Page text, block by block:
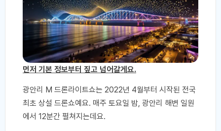
먼저 기본 정보부터 짚고 넘어갈게요.
광안리 M 드론라이트쇼는 2022년 4월부터 시작된 전국
최초 상설 드론쇼예요. 매주 토요일 밤, 광안리 해변 일원
에서 12분간 펼쳐지는데요.